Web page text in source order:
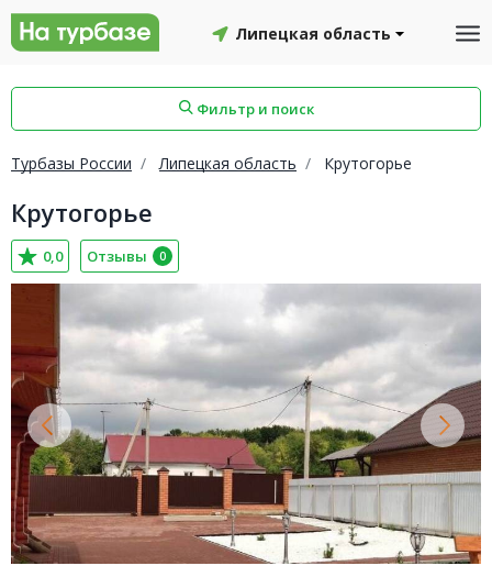
Липецкая область
Фильтр и поиск
Турбазы России Липецкая область Крутогорье
Крутогорье
0,0 Отзывы 0
Смоленский район
Красноборский район
Онежский район
Северодвинск Устьянский район